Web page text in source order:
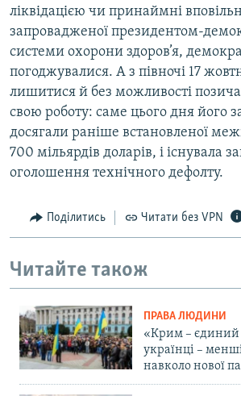
ліквідацією чи принаймні
запровадженої президентом-
системи охорони здоров’я,
погоджувалися. А з півночі 17
лишитися й без можливості
свою роботу: саме цього дня його
досягали раніше встановленої
700 мільярдів доларів, і існувала
оголошення технічного дефолту.
Поділитись Читати без VPN
Читайте також
ПРАВА ЛЮДИНИ
«Крим – єдиний
українці –
навколо нової